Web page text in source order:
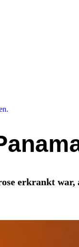
erkrankt war,